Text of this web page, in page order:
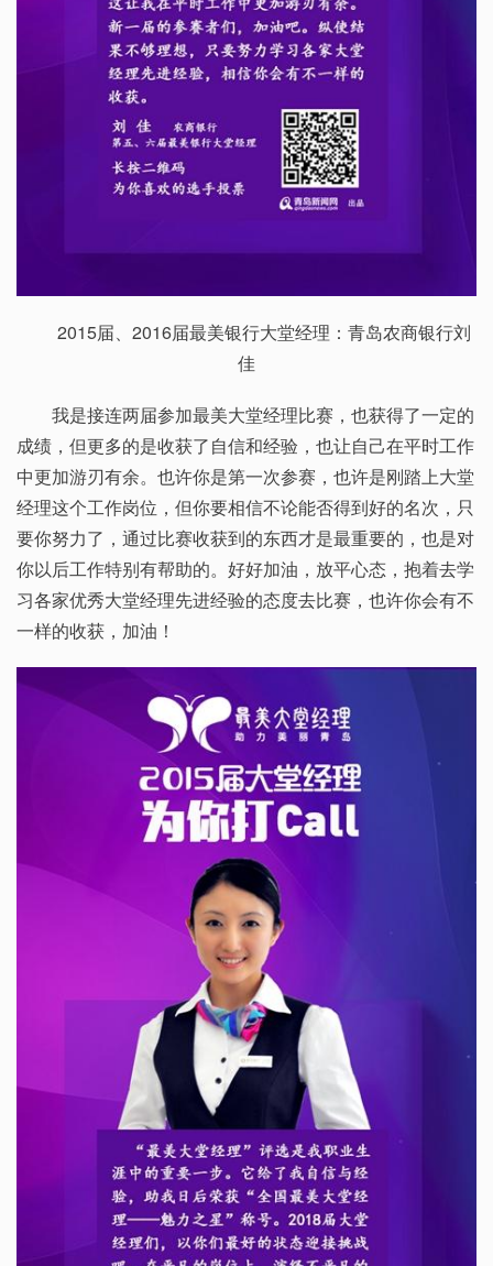
2015届、2016届最美银行大堂经理：青岛农商银行刘
佳
我是接连两届参加最美大堂经理比赛，也获得了一定的
成绩，但更多的是收获了自信和经验，也让自己在平时工作
中更加游刃有余。也许你是第一次参赛，也许是刚踏上大堂
经理这个工作岗位，但你要相信不论能否得到好的名次，只
要你努力了，通过比赛收获到的东西才是最重要的，也是对
你以后工作特别有帮助的。好好加油，放平心态，抱着去学
习各家优秀大堂经理先进经验的态度去比赛，也许你会有不
一样的收获，加油！